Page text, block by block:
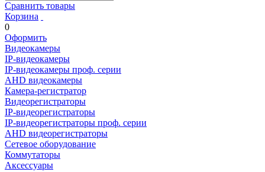
Сравнить товары
Корзина
0
Оформить
Видеокамеры
IP-видеокамеры
IP-видеокамеры проф. серии
AHD видеокамеры
Камера-регистратор
Видеорегистраторы
IP-видеорегистраторы
IP-видеорегистраторы проф. серии
AHD видеорегистраторы
Сетевое оборудование
Коммутаторы
Аксессуары